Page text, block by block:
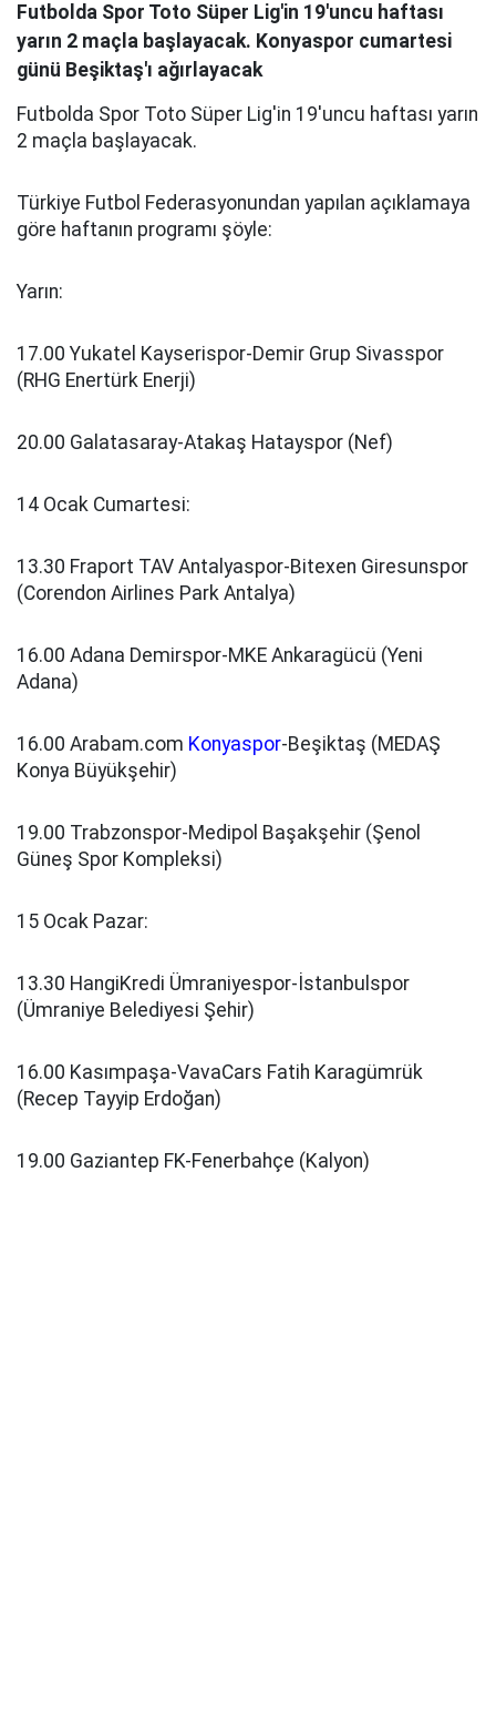
Futbolda Spor Toto Süper Lig'in 19'uncu haftası
yarın 2 maçla başlayacak. Konyaspor cumartesi
günü Beşiktaş'ı ağırlayacak
Futbolda Spor Toto Süper Lig'in 19'uncu haftası yarın
2 maçla başlayacak.
Türkiye Futbol Federasyonundan yapılan açıklamaya
göre haftanın programı şöyle:
Yarın:
17.00 Yukatel Kayserispor-Demir Grup Sivasspor
(RHG Enertürk Enerji)
20.00 Galatasaray-Atakaş Hatayspor (Nef)
14 Ocak Cumartesi:
13.30 Fraport TAV Antalyaspor-Bitexen Giresunspor
(Corendon Airlines Park Antalya)
16.00 Adana Demirspor-MKE Ankaragücü (Yeni
Adana)
16.00 Arabam.com Konyaspor-Beşiktaş (MEDAŞ
Konya Büyükşehir)
19.00 Trabzonspor-Medipol Başakşehir (Şenol
Güneş Spor Kompleksi)
15 Ocak Pazar:
13.30 HangiKredi Ümraniyespor-İstanbulspor
(Ümraniye Belediyesi Şehir)
16.00 Kasımpaşa-VavaCars Fatih Karagümrük
(Recep Tayyip Erdoğan)
19.00 Gaziantep FK-Fenerbahçe (Kalyon)